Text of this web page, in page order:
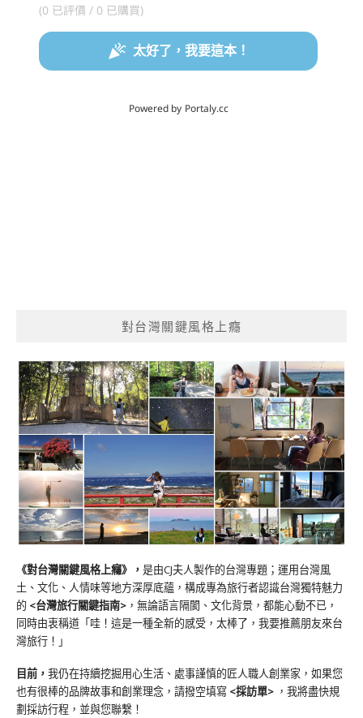
對台灣關鍵風格上癮
《對台灣關鍵風格上癮》 ， 是由CJ夫人製作的台灣專題；運用台灣風
土、文化、人情味等地方深厚底蘊，構成專為旅行者認識台灣獨特魅力
的 <台灣旅行關鍵指南> ，無論語言隔閡、文化背景，都能心動不已，
同時由衷稱道「哇！這是一種全新的感受，太棒了，我要推薦朋友來台
灣旅行！」
目前， 我仍在持續挖掘用心生活、處事謹慎的匠人職人創業家，如果您
也有很棒的品牌故事和創業理念，請撥空填寫 <採訪單> ，我將盡快規
劃採訪行程，並與您聯繫！